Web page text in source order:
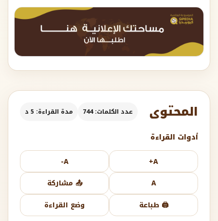
المحتوى عدد الكلمات: 744 مدة القراءة: 5 د
أدوات القراءة
A+
A-
A
📤 مشاركة
🖨️ طباعة
وضع القراءة